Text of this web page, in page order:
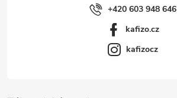
+420 603 948 646
kafizo.cz
kafizocz